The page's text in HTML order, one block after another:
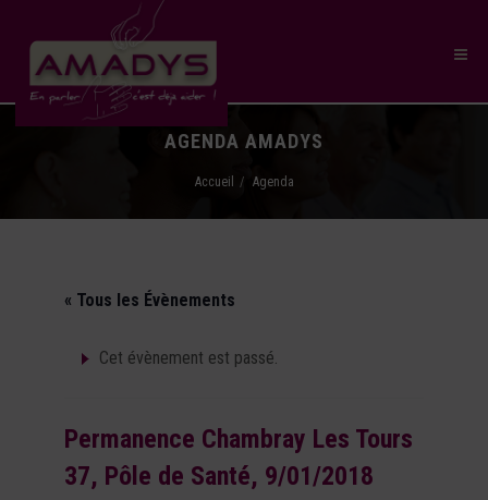
AGENDA AMADYS
Accueil Agenda
« Tous les Évènements
Cet évènement est passé.
Permanence Chambray Les Tours
37, Pôle de Santé, 9/01/2018